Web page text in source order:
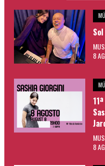
8
8